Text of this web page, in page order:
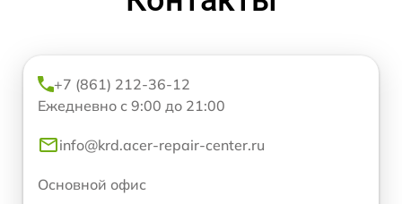
+7 (861) 212-36-12
Ежедневно с 9:00 до 21:00
info@krd.acer-repair-center.ru
Основной офис